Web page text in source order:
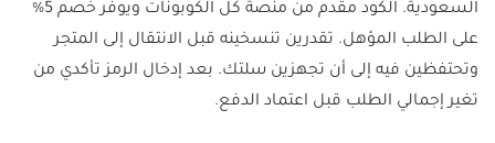
السعودية. الكود مقدم من منصة كل الكوبونات ويوفر خصم 5%
على الطلب المؤهل. تقدرين تنسخينه قبل الانتقال إلى المتجر
وتحتفظين فيه إلى أن تجهزين سلتك. بعد إدخال الرمز تأكدي من
تغير إجمالي الطلب قبل اعتماد الدفع.